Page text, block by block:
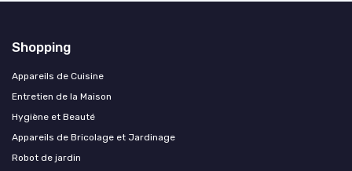
Shopping
Appareils de Cuisine
Entretien de la Maison
Hygiène et Beauté
Appareils de Bricolage et Jardinage
Robot de jardin